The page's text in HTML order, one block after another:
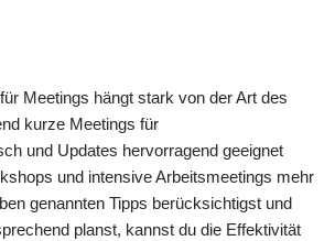
Meetings hängt stark von der Art des
kurze Meetings für
und Updates hervorragend geeignet
und intensive Arbeitsmeetings mehr
genannten Tipps berücksichtigst und
planst, kannst du die Effektivität